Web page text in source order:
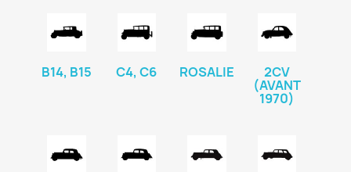
B14, B15 C4, C6 ROSALIE 2CV
(AVANT
1970)